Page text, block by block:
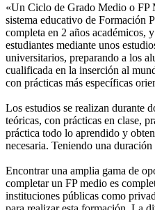
«Un Ciclo de Grado Medio o FP
sistema educativo de Formación
completa en 2 años académicos,
estudiantes mediante unos
universitarios, preparando a los
cualificada en la inserción al
con prácticas más específicas
Los estudios se realizan durante
teóricas, con prácticas en clase,
práctica todo lo aprendido y
necesaria. Teniendo una
Encontrar una amplia gama de
completar un FP medio es
instituciones públicas como